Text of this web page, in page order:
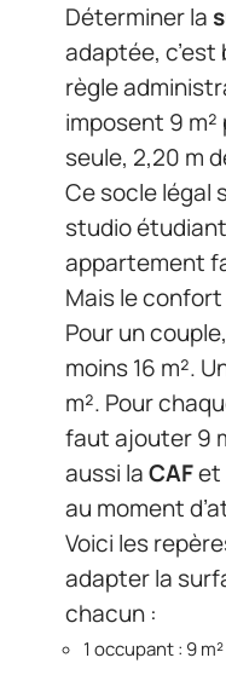
Déterminer la
adaptée, c’est
règle
imposent 9
seule, 2,20 m
Ce socle légal
studio
appartement
Mais le
Pour un
moins 16 m².
m². Pour
faut ajouter 9
aussi laCAFet
au moment
Voici les
adapter la
chacun :
1 occupant : 9